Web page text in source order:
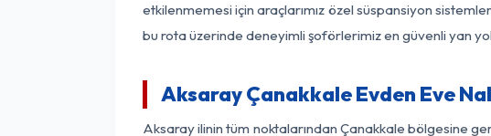
etkilenmemesi için araçlarımız özel süspansiyon
bu rota üzerinde deneyimli şoförlerimiz en güvenli yan
Aksaray Çanakkale Evden Eve
Aksaray ilinin tüm noktalarından Çanakkale bölgesine